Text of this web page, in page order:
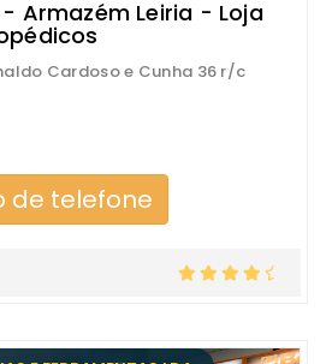
Armazém Leiria - Loja
Cardoso e Cunha 36 r/c
de telefone